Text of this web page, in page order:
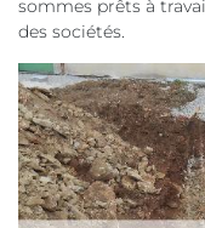
sommes prêts à
des sociétés.